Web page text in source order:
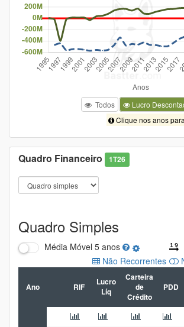
Todos Lucro
Clique nos anos
Quadro Financeiro 1T26
Quadro Simples
Média Móvel 5 anos
Não Recorrentes
Ano RIF
Lucro
Líq
Carteira
de
Crédito
PDD